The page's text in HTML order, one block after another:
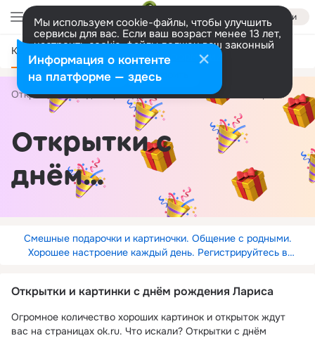
Войти
Мы используем cookie-файлы, чтобы улучшить
сервисы для вас. Если ваш возраст менее 13 лет,
настроить cookie-файлы должен ваш законный
представитель. Больше информации
Разрешить все Настроить
Категории
Открытки С днём рождения по именам Лариса
Открытки с
днём
рождения
Лариса
Смешные подарочки и картиночки. Общение с родными.
Хорошее настроение каждый день. Регистрируйтесь в
Открытки и картинки с днём рождения Лариса
Огромное количество хороших картинок и открыток ждут
вас на страницах ok.ru. Что искали? Открытки с днём
Информация о контенте
на платформе — здесь